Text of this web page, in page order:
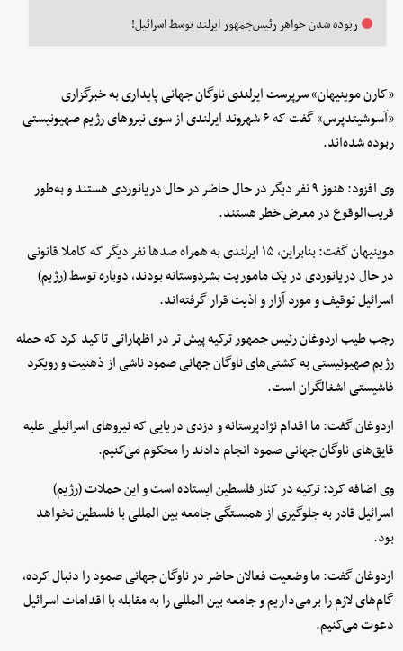
ربوده شدن خواهر رئیس‌جمهور ایرلند توسط اسرائیل!
«کارن موینیهان» سرپرست ایرلندی ناوگان جهانی پایداری به خبرگزاری
«آسوشیتدپرس» گفت که ۶ شهروند ایرلندی از سوی نیروهای رژیم صهیونیستی
ربوده شده‌اند.
وی افزود: هنوز ۹ نفر دیگر در حال حاضر در حال دریانوردی هستند و به‌طور
قریب‌الوقوع در معرض خطر هستند.
موینیهان گفت: بنابراین، ۱۵ ایرلندی به همراه صدها نفر دیگر که کاملا قانونی
در حال دریانوردی در یک ماموریت بشردوستانه بودند، دوباره توسط (رژیم)
اسرائیل توقیف و مورد آزار و اذیت قرار گرفته‌اند.
رجب طیب اردوغان رئیس جمهور ترکیه پیش تر در اظهاراتی تاکید کرد که حمله
رژیم صهیونیستی به کشتی‌های ناوگان جهانی صمود ناشی از ذهنیت و رویکرد
فاشیستی اشغالگران است.
اردوغان گفت: ما اقدام نژادپرستانه و دزدی دریایی که نیروهای اسرائیلی علیه
قایق‌های ناوگان جهانی صمود انجام دادند را محکوم می‌کنیم.
وی اضافه کرد: ترکیه در کنار فلسطین ایستاده است و این حملات (رژیم)
اسرائیل قادر به جلوگیری از همبستگی جامعه بین المللی با فلسطین نخواهد
بود.
اردوغان گفت: ما وضعیت فعالان حاضر در ناوگان جهانی صمود را دنبال کرده،
گام‌های لازم را برمی‌داریم و جامعه بین المللی را به مقابله با اقدامات اسرائیل
دعوت می‌کنیم.